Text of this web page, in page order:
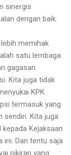
sinergis
dengan baik.
memihak
satu lembaga
gagasan
Kita juga tidak
KPK
termasuk yang
sendiri. Kita juga
Kejaksaan
ini. Dan tentu saja
pikiran yang